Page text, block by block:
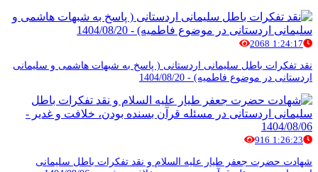
1:24:17
2068
نقد تفکرات باطل سلیمانی اردستانی ( پاسخ به شبهات هاشمی و سلیمانی
اردستانی در موضوع فاطمیه) - 1404/08/20
1:26:23
916
شهادت حضرت جعفر طيار عليه السلام و نقد تفکرات باطل سلیمانی